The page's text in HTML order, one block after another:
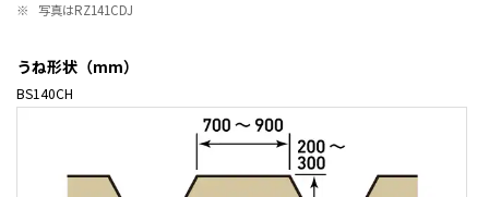
※ 写真はRZ141CDJ
うね形状（mm）
BS140CH